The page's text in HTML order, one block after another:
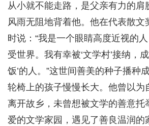
从小就不能走路，是父亲有力的肩
风雨无阻地背着他。他在代表散文
时说：“我是一个眼睛高度近视的
受世界。我有幸被‘文学村’接纳，
饭’的人。”这世间善美的种子播种
轮椅上的孩子慢慢长大。他曾以为
离开故乡，未曾想被文学的善意托
爱的文学家园，遇见了善良温润的